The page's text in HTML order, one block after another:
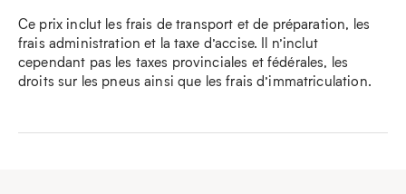
Ce prix inclut les frais de transport et de préparation, les
frais administration et la taxe d’accise. Il n’inclut
cependant pas les taxes provinciales et fédérales, les
droits sur les pneus ainsi que les frais d’immatriculation.